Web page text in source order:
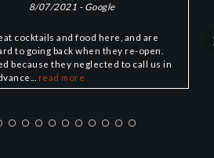
8/07/2021 - Google
cocktails and food here, and are
to going back when they re-open.
because they neglected to call us in
read more